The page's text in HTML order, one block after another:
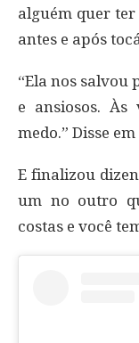
alguém quer
antes e após
“Ela nos salvou
e ansiosos. Às
medo.” Disse
E finalizou
um no outro
costas e você